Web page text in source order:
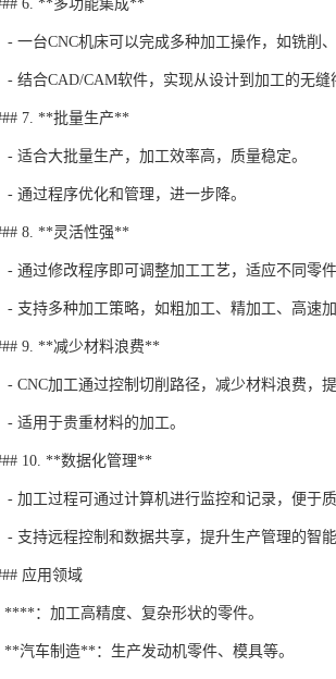
6. **多功能集成**
- 一台CNC机床可以完成多种加工操作，如铣削
- 结合CAD/CAM软件，实现从设计到加工的无缝
7. **批量生产**
- 适合大批量生产，加工效率高，质量稳定。
- 通过程序优化和管理，进一步降。
8. **灵活性强**
- 通过修改程序即可调整加工工艺，适应不同零件
- 支持多种加工策略，如粗加工、精加工、高速加
9. **减少材料浪费**
- CNC加工通过控制切削路径，减少材料浪费，提
- 适用于贵重材料的加工。
10. **数据化管理**
- 加工过程可通过计算机进行监控和记录，便于质
- 支持远程控制和数据共享，提升生产管理的智能
应用领域
****：加工高精度、复杂形状的零件。
**汽车制造**：生产发动机零件、模具等。